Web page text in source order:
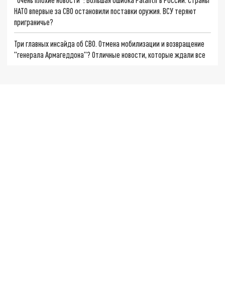
НАТО впервые за СВО остановили поставки оружия. ВСУ теряют
приграничье?
Три главных инсайда об СВО. Отмена мобилизации и возвращение
"генерала Армагеддона"? Отличные новости, которые ждали все